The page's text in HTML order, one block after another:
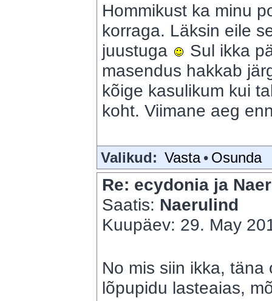
Hommikust ka minu
korraga. Läksin eile
juustuga
Sul ikka
masendus hakkab
kõige kasulikum kui
koht. Viimane aeg
Valikud: Vasta • Osunda
Re: ecydonia ja
Saatis: Naerulind
Kuupäev: 29. May
No mis siin ikka,
lõpupidu lasteaias,